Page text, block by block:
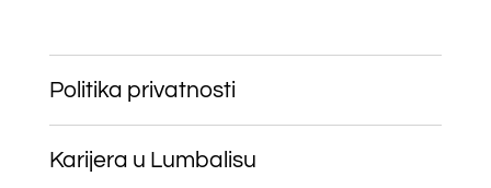
Politika privatnosti
Karijera u Lumbalisu